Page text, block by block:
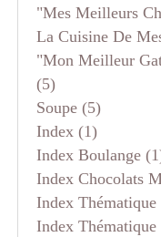
"mes Meilleurs
La Cuisine De
"mon Meilleur
(5)
Soupe (5)
Index (1)
Index Boulange
Index Chocolats
Index Thématique
Index Thématique